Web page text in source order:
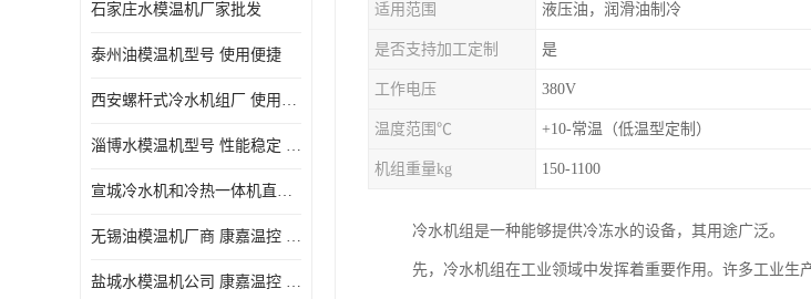
防爆冷水机
石家庄水模温机厂家批发
泰州油模温机型号 使用便捷
西安螺杆式冷水机组厂 使用便捷
淄博水模温机型号 性能稳定 康嘉温控
宣城冷水机和冷热一体机直供 操作方便
无锡油模温机厂商 康嘉温控 性能稳定
盐城水模温机公司 康嘉温控 操作方便
适用范围 液压油，润滑油制冷
是否支持加工定制 是
工作电压 380V
温度范围℃ +10-常温（低温型定制）
机组重量kg 150-1100
冷水机组是一种能够提供冷冻水的设备，其用途广泛。
先，冷水机组在工业领域中发挥着重要作用。许多工业